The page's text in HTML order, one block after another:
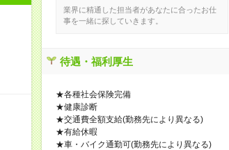
業界に精通した担当者があなたに合ったお仕
事を一緒に探していきます。
待遇・福利厚生
★各種社会保険完備
★健康診断
★交通費全額支給(勤務先により異なる)
★有給休暇
★車・バイク通勤可(勤務先により異なる)